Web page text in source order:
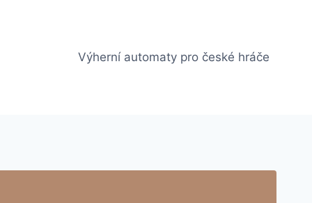
Výherní automaty pro české hráče